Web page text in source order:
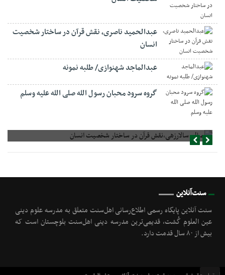
عبدالحمید ناصری، نقش قرآن در ساختار شخصیت
انسان
عبدالماجد شهنوازی/ طلبه نمونه
گروه سرود محبان رسول الله صلی الله علیه وسلم
صالح سالارزهی،‌نقش قرآن در ساختار شخصیت انسان